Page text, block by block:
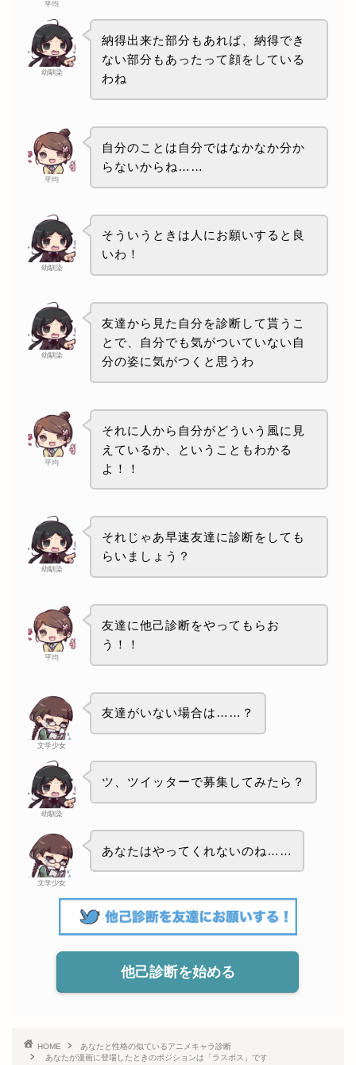
平均
幼馴染
納得出来た部分もあれば、納得でき
ない部分もあったって顔をしている
わね
平均
自分のことは自分ではなかなか分か
らないからね……
幼馴染
そういうときは人にお願いすると良
いわ！
幼馴染
友達から見た自分を診断して貰うこ
とで、自分でも気がついていない自
分の姿に気がつくと思うわ
平均
それに人から自分がどういう風に見
えているか、ということもわかる
よ！！
幼馴染
それじゃあ早速友達に診断をしても
らいましょう？
平均
友達に他己診断をやってもらお
う！！
文学少女
友達がいない場合は……？
幼馴染
ツ、ツイッターで募集してみたら？
文学少女
あなたはやってくれないのね……
他己診断を始める
HOME
あなたと性格の似ているアニメキャラ診断
あなたが漫画に登場したときのポジションは「ラスボス」です